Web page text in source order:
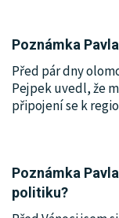
Poznámka
Před pár dny
Pejpek uvedl, že
připojení se k
Poznámka
politiku?